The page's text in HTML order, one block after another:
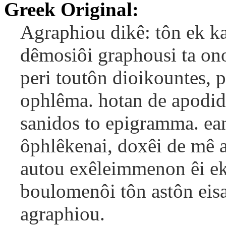
Greek Original:
Agraphiou dikê: tôn ek
dêmosiôi graphousi ta
peri toutôn dioikountes,
ophlêma. hotan de
sanidos to epigramma.
ôphlêkenai, doxêi de mê
autou exêleimmenon êi
boulomenôi tôn astôn
agraphiou.